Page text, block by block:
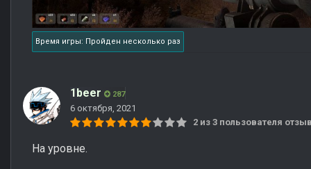
Время игры: Пройден несколько раз
1beer 287
6 октября, 2021
2 из 3 пользователя
На уровне.